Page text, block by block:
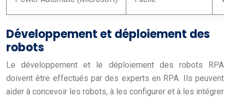
Développement et déploiement des
robots
Le développement et le déploiement des robots RPA
doivent être effectués par des experts en RPA. Ils peuvent
aider à concevoir les robots, à les configurer et à les intégrer